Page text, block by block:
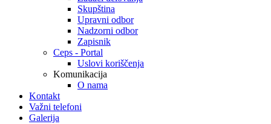
Skupština
Upravni odbor
Nadzorni odbor
Zapisnik
Ceps - Portal
Uslovi koriščenja
Komunikacija
O nama
Kontakt
Važni telefoni
Galerija